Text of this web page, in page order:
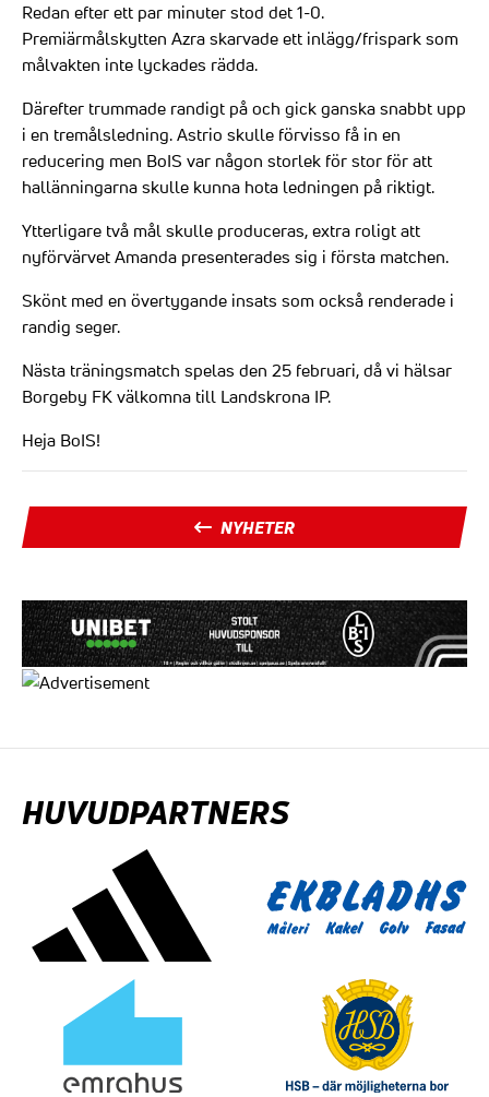
Redan efter ett par minuter stod det 1-0.
Premiärmålskytten Azra skarvade ett inlägg/frispark som
målvakten inte lyckades rädda.
Därefter trummade randigt på och gick ganska snabbt upp
i en tremålsledning. Astrio skulle förvisso få in en
reducering men BoIS var någon storlek för stor för att
hallänningarna skulle kunna hota ledningen på riktigt.
Ytterligare två mål skulle produceras, extra roligt att
nyförvärvet Amanda presenterades sig i första matchen.
Skönt med en övertygande insats som också renderade i
randig seger.
Nästa träningsmatch spelas den 25 februari, då vi hälsar
Borgeby FK välkomna till Landskrona IP.
Heja BoIS!
NYHETER
HUVUDPARTNERS